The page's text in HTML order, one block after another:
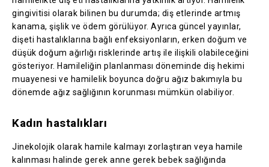
gingivitisi olarak bilinen bu durumda; diş etlerinde artmış
kanama, şişlik ve ödem görülüyor. Ayrıca güncel yayınlar,
dişeti hastalıklarına bağlı enfeksiyonların, erken doğum ve
düşük doğum ağırlığı risklerinde artış ile ilişkili olabileceğini
gösteriyor. Hamileliğin planlanması döneminde diş hekimi
muayenesi ve hamilelik boyunca doğru ağız bakımıyla bu
dönemde ağız sağlığının korunması mümkün olabiliyor.
Kadın hastalıkları
Jinekolojik olarak hamile kalmayı zorlaştıran veya hamile
kalınması halinde gerek anne gerek bebek sağlığında